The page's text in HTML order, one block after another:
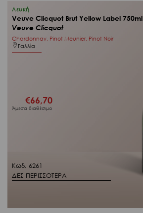
Κωδ. 6261
ΔΕΣ ΠΕΡΙΣΣΟΤΕΡΑ
Λευκή
Veuve Clicquot Brut Yellow Label 750ml
Veuve Clicquot
Chardonnay, Pinot Meunier, Pinot Noir
Γαλλία
€66,70
Άμεσα διαθέσιμο